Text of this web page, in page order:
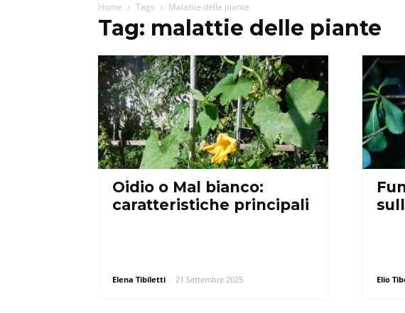
Home Tags Malattie delle piante
Tag: malattie delle piante
Oidio o Mal bianco:
caratteristiche principali
Elena Tibiletti - 21 Settembre 2025 Elio